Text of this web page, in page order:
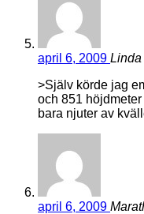
april 6, 2009 Linda
>Själv körde jag
och 851
bara njuter av
april 6, 2009